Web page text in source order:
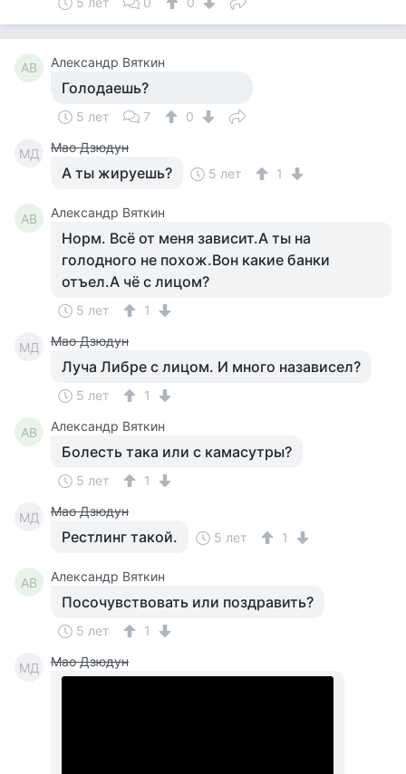
АВ Александр Вяткин
Голодаешь?
5 лет 7 0
МД Мао Дзюдун
А ты жируешь? 5 лет 1
АВ Александр Вяткин
Норм. Всё от меня зависит.А ты на
голодного не похож.Вон какие банки
отъел.А чё с лицом?
5 лет 1
МД Мао Дзюдун
Луча Либре с лицом. И много назависел?
5 лет 1
АВ Александр Вяткин
Болесть така или с камасутры?
5 лет 1
МД Мао Дзюдун
Рестлинг такой. 5 лет 1
АВ Александр Вяткин
Посочувствовать или поздравить?
5 лет 1
МД Мао Дзюдун